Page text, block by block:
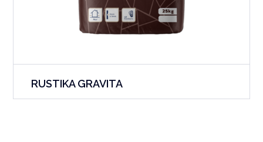
RUSTIKA GRAVITA